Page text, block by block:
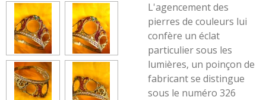
L'agencement des
pierres de couleurs lui
confère un éclat
particulier sous les
lumières, un poinçon de
fabricant se distingue
sous le numéro 326